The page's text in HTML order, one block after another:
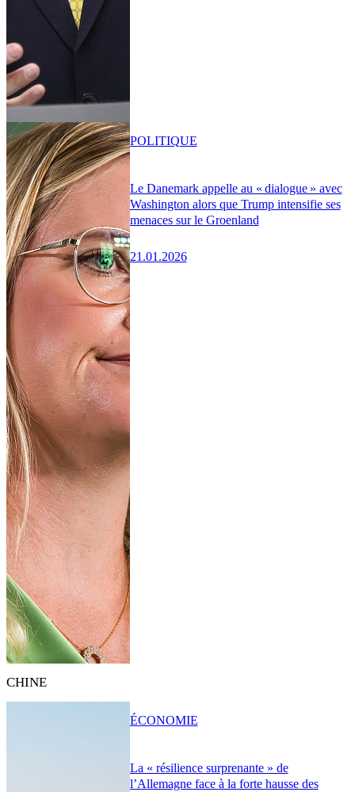
Le Danemark appelle au « dialogue » avec
Washington alors que Trump intensifie ses
menaces sur le Groenland
21.01.2026
POLITIQUE
CHINE
La « résilience surprenante » de
l’Allemagne face à la forte hausse des
ÉCONOMIE